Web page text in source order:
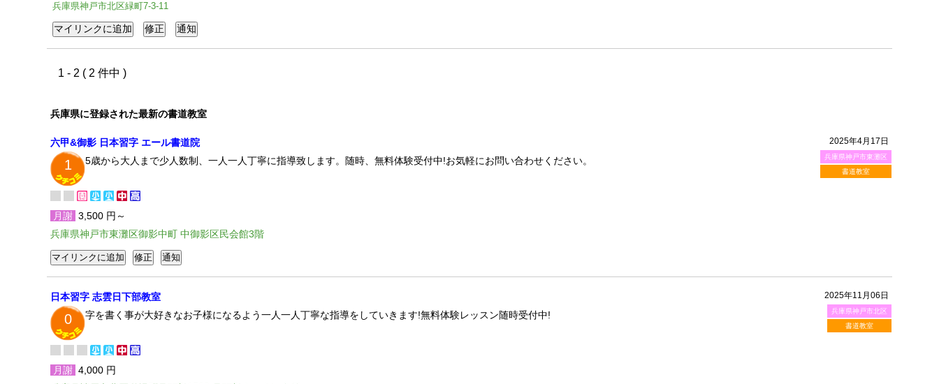
兵庫県神戸市北区緑町7-3-11
1 - 2 ( 2 件中 )
兵庫県に登録された最新の書道教室
2025年4月17日
兵庫県神戸市東灘区
書道教室
六甲&御影 日本習字 エール書道院
1 5歳から大人まで少人数制、一人一人丁寧に指導致します。随時、無料体験受付中!お気軽にお問い合わせください。
月謝 3,500 円～
兵庫県神戸市東灘区御影中町 中御影区民会館3階
2025年11月06日
兵庫県神戸市北区
書道教室
日本習字 志雲日下部教室
0 字を書く事が大好きなお子様になるよう一人一人丁寧な指導をしていきます!無料体験レッスン随時受付中!
月謝 4,000 円